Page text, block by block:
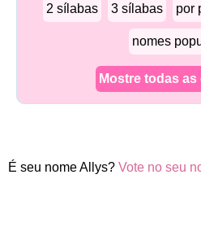
2 sílabas 3 sílabas por
nomes
Mostre todas
É seu nome Allys? Vote no seu